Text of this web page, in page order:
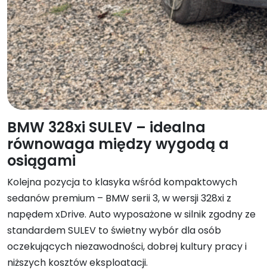
BMW 328xi SULEV – idealna
równowaga między wygodą a
osiągami
Kolejna pozycja to klasyka wśród kompaktowych
sedanów premium – BMW serii 3, w wersji 328xi z
napędem xDrive. Auto wyposażone w silnik zgodny ze
standardem SULEV to świetny wybór dla osób
oczekujących niezawodności, dobrej kultury pracy i
niższych kosztów eksploatacji.